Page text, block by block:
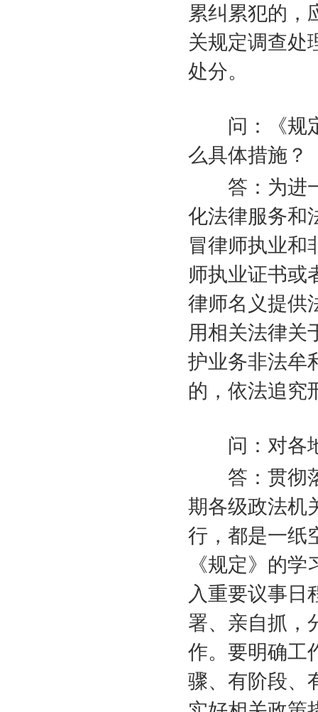
累纠累犯的，
关规定调查处
处分。
问：《规定
么具体措施？
答：为进一
化法律服务和
冒律师执业和
师执业证书或
律师名义提供
用相关法律关
护业务非法牟
的，依法追究
问：对各地
答：贯彻落
期各级政法机
行，都是一纸
《规定》的
入重要议事日
署、亲自抓，
作。要明确工
骤、有阶段、